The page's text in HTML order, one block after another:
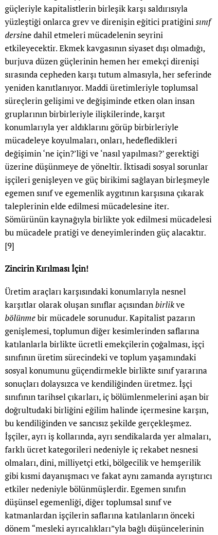
güçleriyle kapitalistlerin birleşik karşı saldırısıyla
yüzleştiği onlarca grev ve direnişin eğitici pratiğinisınıf
dersine dahil etmeleri mücadelenin seyrini
etkileyecektir. Ekmek kavgasının siyaset dışı olmadığı,
burjuva düzen güçlerinin hemen her emekçi direnişi
sırasında cepheden karşı tutum almasıyla, her seferinde
yeniden kanıtlanıyor. Maddi üretimleriyle toplumsal
süreçlerin gelişimi ve değişiminde etken olan insan
gruplarının birbirleriyle ilişkilerinde, karşıt
konumlarıyla yer aldıklarını görüp birbirleriyle
mücadeleye koyulmaları, onları, hedefledikleri
değişimin ‘ne için?’liği ve ‘nasıl yapılması?’ gerektiği
üzerine düşünmeye de yöneltir. İktisadi sosyal sorunlar
işçileri genişleyen ve güç birikimi sağlayan birleşmeyle
egemen sınıf ve egemenlik aygıtının karşısına çıkarak
taleplerinin elde edilmesi mücadelesine iter.
Sömürünün kaynağıyla birlikte yok edilmesi mücadelesi
bu mücadele pratiği ve deneyimlerinden güç alacaktır.
[9]
Zincirin Kırılması İçin!
Üretim araçları karşısındaki konumlarıyla nesnel
karşıtlar olarak oluşan sınıflar açısındanbirlikve
bölünmebir mücadele sorunudur. Kapitalist pazarın
genişlemesi, toplumun diğer kesimlerinden saflarına
katılanlarla birlikte ücretli emekçilerin çoğalması, işçi
sınıfının üretim sürecindeki ve toplum yaşamındaki
sosyal konumunu güçendirmekle birlikte sınıf yararına
sonuçları dolaysızca ve kendiliğinden üretmez. İşçi
sınıfının tarihsel çıkarları, iç bölümlenmelerini aşan bir
doğrultudaki birliğini eğilim halinde içermesine karşın,
bu kendiliğinden ve sancısız şekilde gerçekleşmez.
İşçiler, ayrı iş kollarında, ayrı sendikalarda yer almaları,
farklı ücret kategorileri nedeniyle iç rekabet nesnesi
olmaları, dini, milliyetçi etki, bölgecilik ve hemşerilik
gibi kısmi dayanışmacı ve fakat aynı zamanda ayrıştırıcı
etkiler nedeniyle bölünmüşlerdir. Egemen sınıfın
düşünsel egemenliği, diğer toplumsal sınıf ve
katmanlardan işçilerin saflarına katılanların önceki
dönem “mesleki ayrıcalıkları”yla bağlı düşüncelerinin